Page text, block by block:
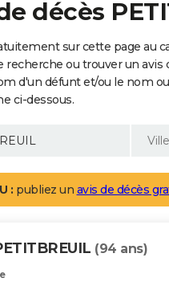
décès
sur cette page au
recherche ou trouver un avis
d'un défunt et/ou le nom
ci-dessous.
: publiez un avis de décès
(94 ans)